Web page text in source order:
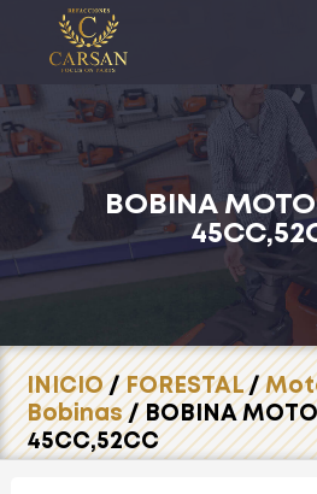
BOBINA
INICIO/FORESTAL/
Bobinas/ BOBINA
45CC,52CC